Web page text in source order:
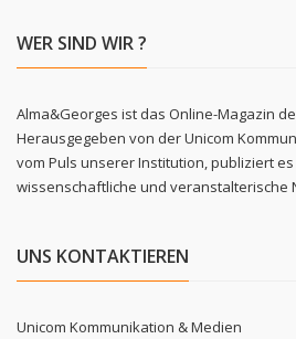
WER SIND WIR ?
Alma&Georges ist das Online-Magazin
Herausgegeben von der Unicom
vom Puls unserer Institution, publiziert
wissenschaftliche und veranstalterische
UNS KONTAKTIEREN
Unicom Kommunikation & Medien